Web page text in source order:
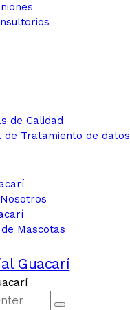
de Calidad
de Tratamiento de datos
Mascotas